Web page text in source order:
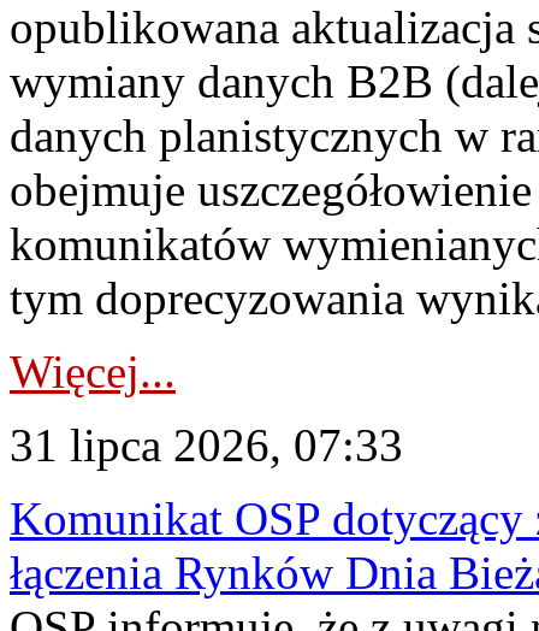
opublikowana aktualizacja
wymiany danych B2B
danych planistycznych w
obejmuje
komunikatów
tym doprecyzowania
Więcej...
31 lipca 2026, 07:33
Komunikat OSP dotyczący
łączenia Rynków Dnia